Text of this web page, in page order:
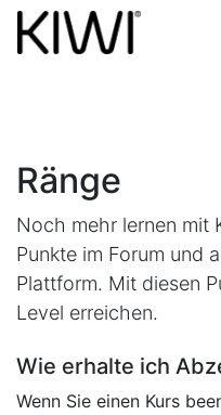
Ränge
Noch mehr lernen mit
Punkte im Forum und
Plattform. Mit diesen
Level erreichen.
Wie erhalte ich
Wenn Sie einen Kurs